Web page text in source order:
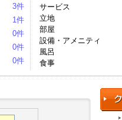
3件
1件
0件
0件
0件
サービス
立地
部屋
設備・アメニティ
風呂
食事